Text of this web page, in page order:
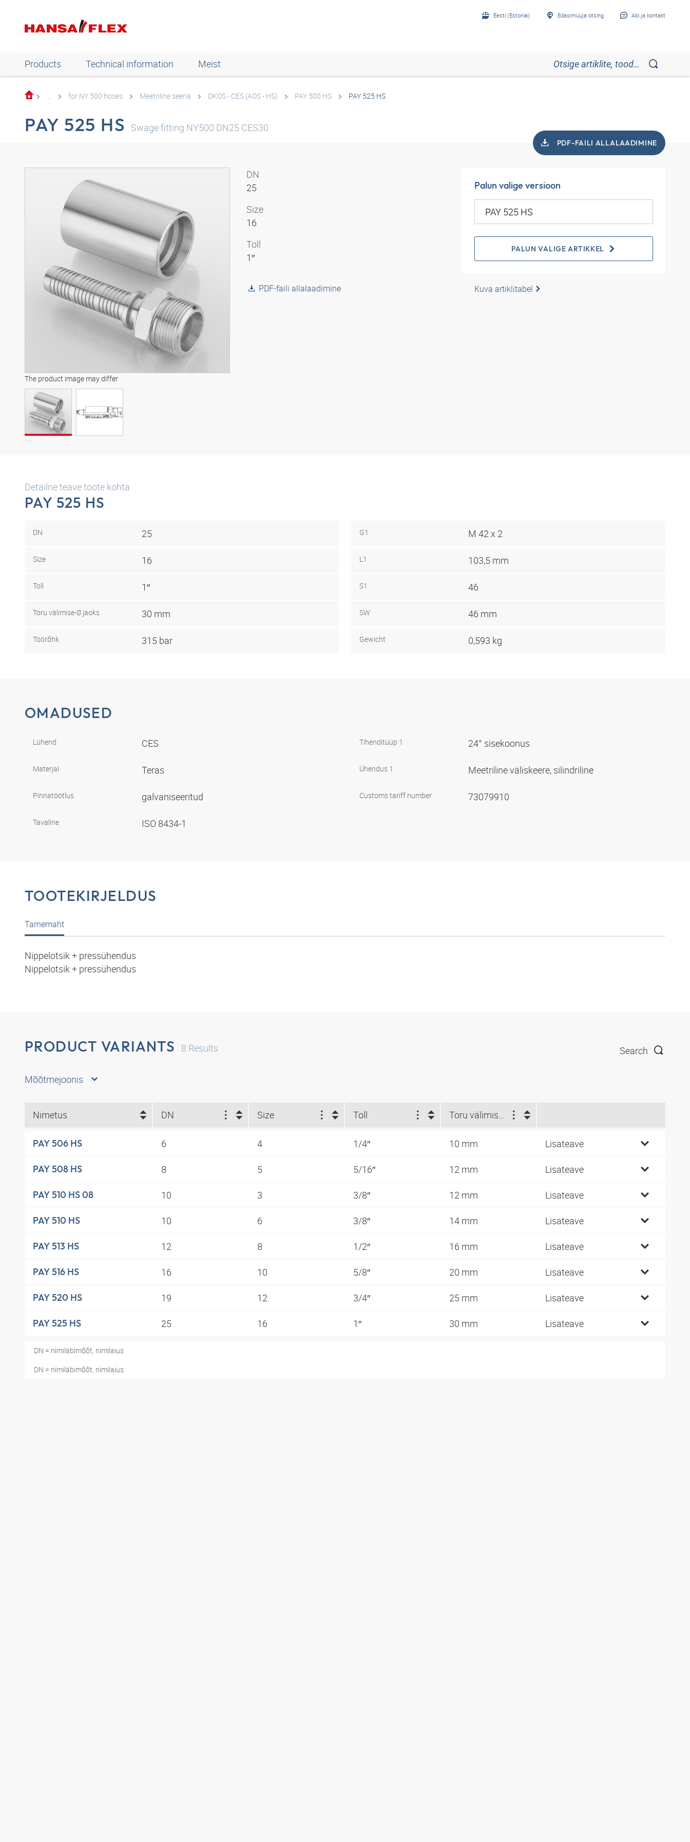
Eesti (Estonia) Edasimüüja otsing Abi ja kontakt
Products Technical information Meist
... for NY 500 hoses Meetriline seeria DKOS - CES (AOS - HS) PAY 500 HS PAY 525 HS
PAY 525 HS Swage fitting NY500 DN25 CES30
PDF-FAILI ALLALAADIMINE
The product image may differ
DN
25
Size
16
Toll
1″
PDF-faili allalaadimine
Palun valige versioon
PALUN VALIGE ARTIKKEL
Kuva artiklitabel
Detailne teave toote kohta
PAY 525 HS
DN 25
Size 16
Toll 1″
Toru välimise-Ø jaoks 30 mm
Töörõhk 315 bar
G1 M 42 x 2
L1 103,5 mm
S1 46
SW 46 mm
Gewicht 0,593 kg
OMADUSED
Lühend CES
Materjal Teras
Pinnatöötlus galvaniseeritud
Tavaline ISO 8434-1
Tihenditüüp 1 24° sisekoonus
Ühendus 1 Meetriline väliskeere, silindriline
Customs tariff number 73079910
TOOTEKIRJELDUS
Tarnemaht
Nippelotsik + pressühendus
Nippelotsik + pressühendus
PRODUCT VARIANTS 8 Results Search
Mõõtmejoonis
Nimetus DN Size Toll Toru välimise-Ø jaoks (mm)
PAY 506 HS 6 4 1/4″ 10 mm Lisateave
PAY 508 HS 8 5 5/16″ 12 mm Lisateave
PAY 510 HS 08 10 3 3/8″ 12 mm Lisateave
PAY 510 HS 10 6 3/8″ 14 mm Lisateave
PAY 513 HS 12 8 1/2″ 16 mm Lisateave
PAY 516 HS 16 10 5/8″ 20 mm Lisateave
PAY 520 HS 19 12 3/4″ 25 mm Lisateave
PAY 525 HS 25 16 1″ 30 mm Lisateave
DN = nimiläbimõõt, nimilaius
DN = nimiläbimõõt, nimilaius